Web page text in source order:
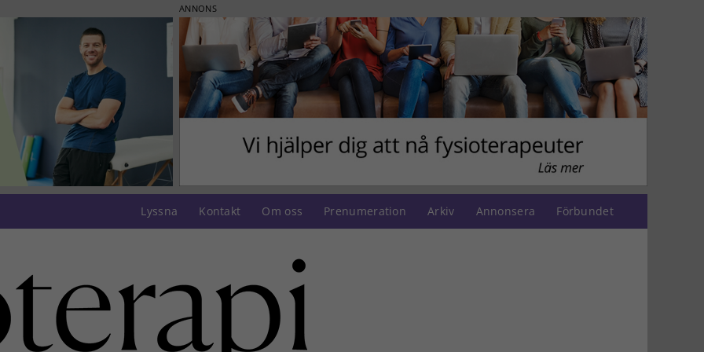
ANNONS
Lyssna Kontakt Om oss Prenumeration Arkiv Annonsera Förbundet